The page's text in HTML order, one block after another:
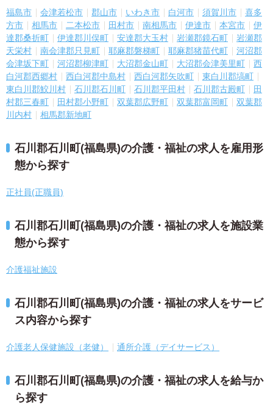
福島市 会津若松市 郡山市 いわき市 白河市 須賀川市
喜多
方市
相馬市 二本松市 田村市 南相馬市 伊達市 本宮市
伊
達郡桑折町
伊達郡川俣町 安達郡大玉村 岩瀬郡鏡石町
岩瀬郡
天栄村
南会津郡只見町 耶麻郡磐梯町 耶麻郡猪苗代町
河沼郡
会津坂下町
河沼郡柳津町 大沼郡金山町 大沼郡会津美里町
西
白河郡西郷村
西白河郡中島村 西白河郡矢吹町
東白川郡塙町
東白川郡鮫川村
石川郡石川町 石川郡平田村 石川郡古殿町
田
村郡三春町
田村郡小野町 双葉郡広野町 双葉郡富岡町
双葉郡
川内村
相馬郡新地町
石川郡石川町(福島県)の介護・福祉の求人を雇用形
態から探す
正社員(正職員)
石川郡石川町(福島県)の介護・福祉の求人を施設業
態から探す
介護福祉施設
石川郡石川町(福島県)の介護・福祉の求人をサービ
ス内容から探す
介護老人保健施設（老健） 通所介護（デイサービス）
石川郡石川町(福島県)の介護・福祉の求人を給与か
ら探す